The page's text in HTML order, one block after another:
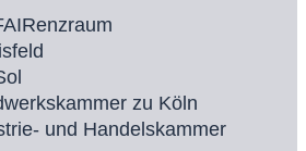
zu Köln
und Handelskammer